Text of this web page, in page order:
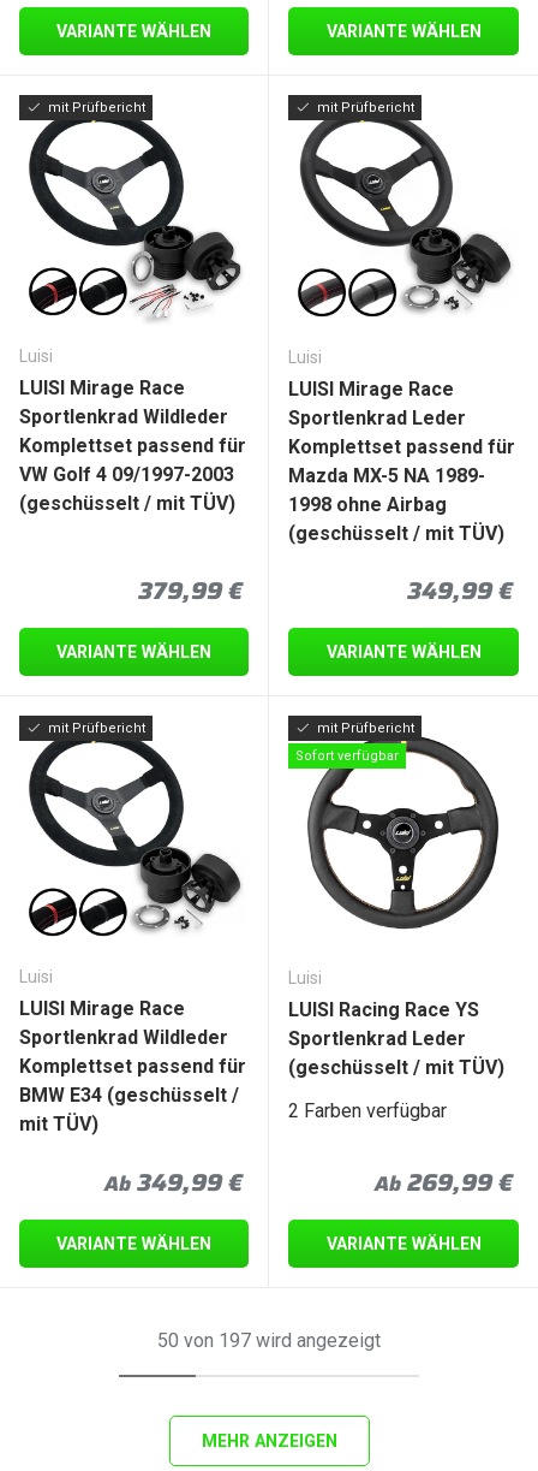
VARIANTE WÄHLEN VARIANTE WÄHLEN
mit Prüfbericht
Luisi
LUISI Mirage Race
Sportlenkrad Wildleder
Komplettset passend für
VW Golf 4 09/1997-2003
(geschüsselt / mit TÜV)
Normaler Preis
379,99 €
VARIANTE WÄHLEN
mit Prüfbericht
Luisi
LUISI Mirage Race
Sportlenkrad Leder
Komplettset passend für
Mazda MX-5 NA 1989-
1998 ohne Airbag
(geschüsselt / mit TÜV)
Normaler
349,99 €
VARIANTE WÄHLEN
mit Prüfbericht
Luisi
LUISI Mirage Race
Sportlenkrad Wildleder
Komplettset passend für
BMW E34 (geschüsselt /
mit TÜV)
Normaler Preis
Ab349,99 €
VARIANTE WÄHLEN
mit Prüfbericht
Sofort verfügbar
Luisi
LUISI Racing Race YS
Sportlenkrad Leder
(geschüsselt / mit TÜV)
2 Farben verfügbar
Normaler
Ab269,99 €
VARIANTE WÄHLEN
50 von 197 wird angezeigt
MEHR ANZEIGEN